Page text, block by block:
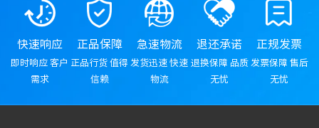
快速响应
即时响应 客户
需求
正品保障
正品行货 值得
信赖
急速物流
发货迅速 快速
物流
退还承诺
退换保障 品质
无忧
正规发票
发票保障 售后
无忧